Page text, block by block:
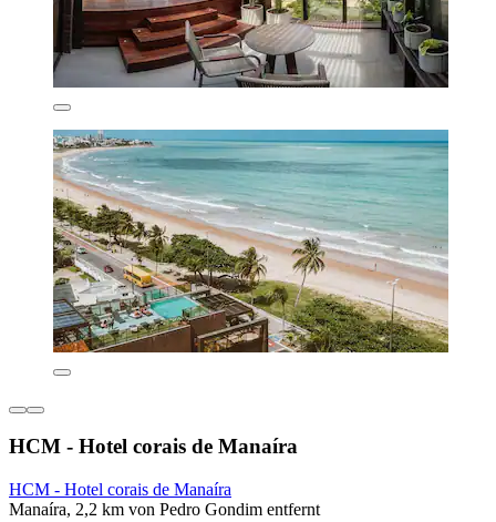
HCM - Hotel corais de Manaíra
HCM - Hotel corais de Manaíra
Manaíra, 2,2 km von Pedro Gondim entfernt